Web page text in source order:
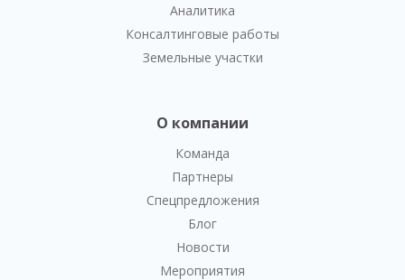
Аналитика
Консалтинговые работы
Земельные участки
О компании
Команда
Партнеры
Спецпредложения
Блог
Новости
Мероприятия